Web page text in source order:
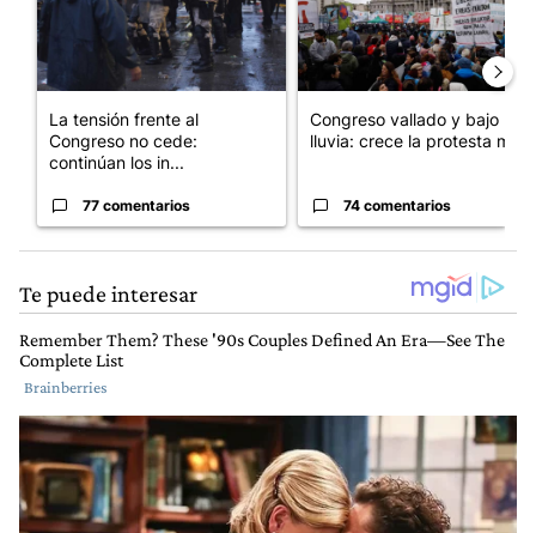
La tensión frente al
Congreso no cede:
continúan los in...
77 comentarios
Congreso vallado y bajo la
lluvia: crece la protesta mi...
74 comentarios